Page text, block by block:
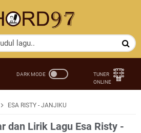
ESA RISTY - JANJIKU
dan Lirik Lagu Esa Risty -